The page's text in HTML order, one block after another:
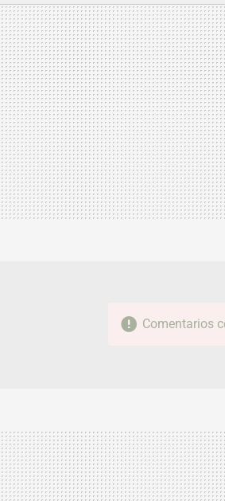
Comentarios